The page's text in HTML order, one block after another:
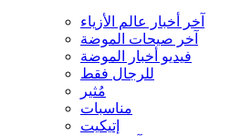
آخر أخبار عالم الأزياء
آخر صيحات الموضة
فيديو أخبار الموضة
للرجال فقط
مُثير
مناسبات
إتيكيت